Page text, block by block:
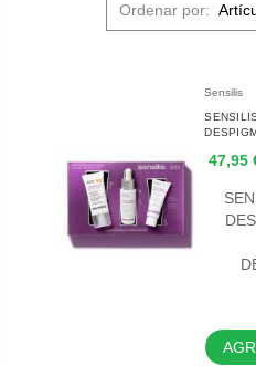
Ordenar por:
Sensilis
47,95